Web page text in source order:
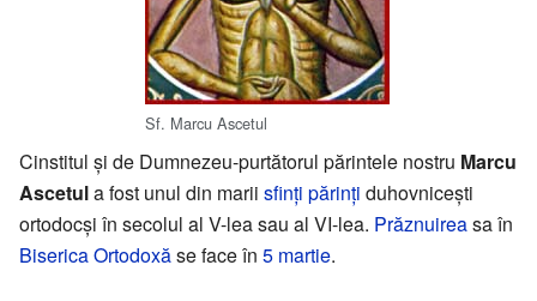
Sf. Marcu Ascetul
Cinstitul și de Dumnezeu-purtătorul părintele nostru Marcu
Ascetula fost unul din marii sfinți părinți duhovnicești
ortodocși în secolul al V-lea sau al VI-lea. Prăznuireasa în
Biserica Ortodoxăse face în 5 martie.